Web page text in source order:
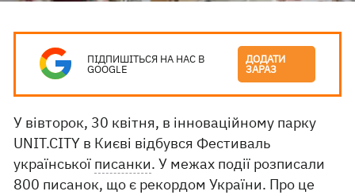
ПІДПИШІТЬСЯ НА НАС В
GOOGLE
ДОДАТИ
ЗАРАЗ
У вівторок, 30 квітня, в інноваційному парку
UNIT.CITY в Києві відбувся Фестиваль
української писанки. У межах події розписали
800 писанок, що є рекордом України. Про це